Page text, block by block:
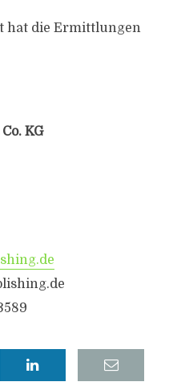
hat die Ermittlungen
KG